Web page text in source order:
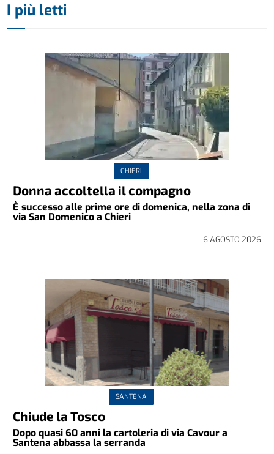
I più letti
CHIERI
Donna accoltella il compagno
È successo alle prime ore di domenica, nella zona di
via San Domenico a Chieri
6 AGOSTO 2026
SANTENA
Chiude la Tosco
Dopo quasi 60 anni la cartoleria di via Cavour a
Santena abbassa la serranda